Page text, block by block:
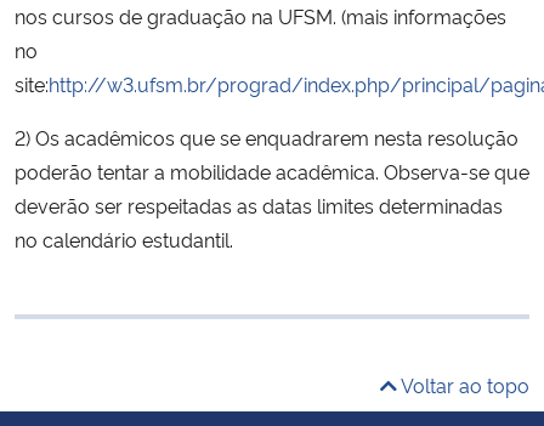
Ministério da Cidadania
Ministério de Minas e Energia
Ministério da Ciência, Tecnologia, Inovações e Comunicações
nos cursos de graduação na UFSM. (mais informações
no
site:http://w3.ufsm.br/prograd/index.php/principal/
2) Os acadêmicos que se enquadrarem nesta resolução
poderão tentar a mobilidade acadêmica. Observa-se que
deverão ser respeitadas as datas limites determinadas
no calendário estudantil.
Voltar ao topo